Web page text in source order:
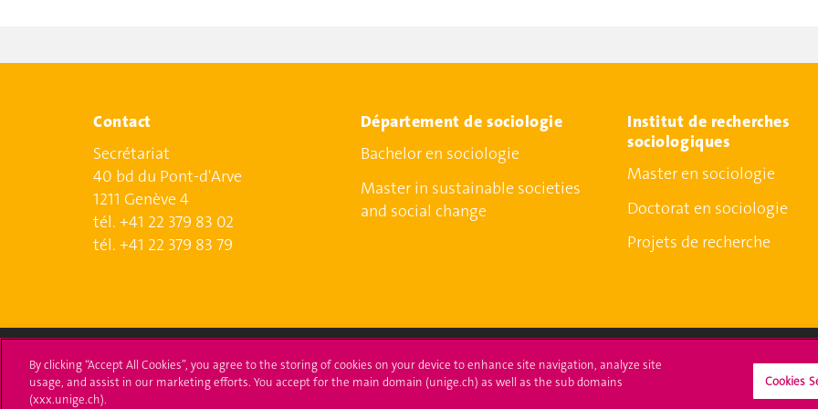
Contact
Secrétariat
40 bd du Pont-d'Arve
1211 Genève 4
tél. +41 22 379 83 02
tél. +41 22 379 83 79
Département de sociologie
Bachelor en sociologie
Master in sustainable societies
and social change
Institut de recherches
sociologiques
Master en sociologie
Doctorat en sociologie
Projets de recherche
Université de Genève S'inscrire à l'UNIGE L'UNIGE vous informe
By clicking “Accept All Cookies”, you agree to the storing of cookies on your device to enhance site navigation, analyze site
usage, and assist in our marketing efforts. You accept for the main domain (unige.ch) as well as the sub domains
(xxx.unige.ch).
Cookies